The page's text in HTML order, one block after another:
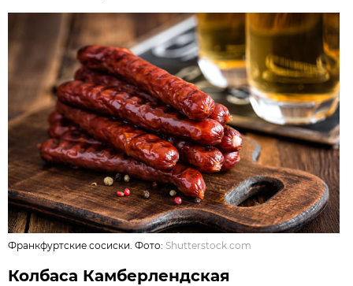
Франкфуртские сосиски. Фото:Shutterstock.com
Колбаса Камберлендская